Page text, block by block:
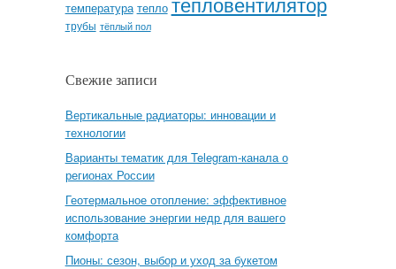
температура тепло
трубы тёплый пол
Свежие записи
Вертикальные радиаторы: инновации и
технологии
Варианты тематик для Telegram-канала о
регионах России
Геотермальное отопление: эффективное
использование энергии недр для вашего
комфорта
Пионы: сезон, выбор и уход за букетом